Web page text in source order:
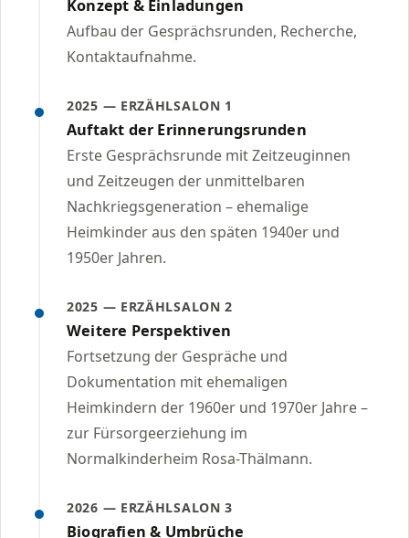
Konzept & Einladungen
Aufbau der Gesprächsrunden, Recherche,
Kontaktaufnahme.
2025 — ERZÄHLSALON 1
Auftakt der Erinnerungsrunden
Erste Gesprächsrunde mit Zeitzeuginnen
und Zeitzeugen der unmittelbaren
Nachkriegsgeneration – ehemalige
Heimkinder aus den späten 1940er und
1950er Jahren.
2025 — ERZÄHLSALON 2
Weitere Perspektiven
Fortsetzung der Gespräche und
Dokumentation mit ehemaligen
Heimkindern der 1960er und 1970er Jahre –
zur Fürsorgeerziehung im
Normalkinderheim Rosa-Thälmann.
2026 — ERZÄHLSALON 3
Biografien & Umbrüche